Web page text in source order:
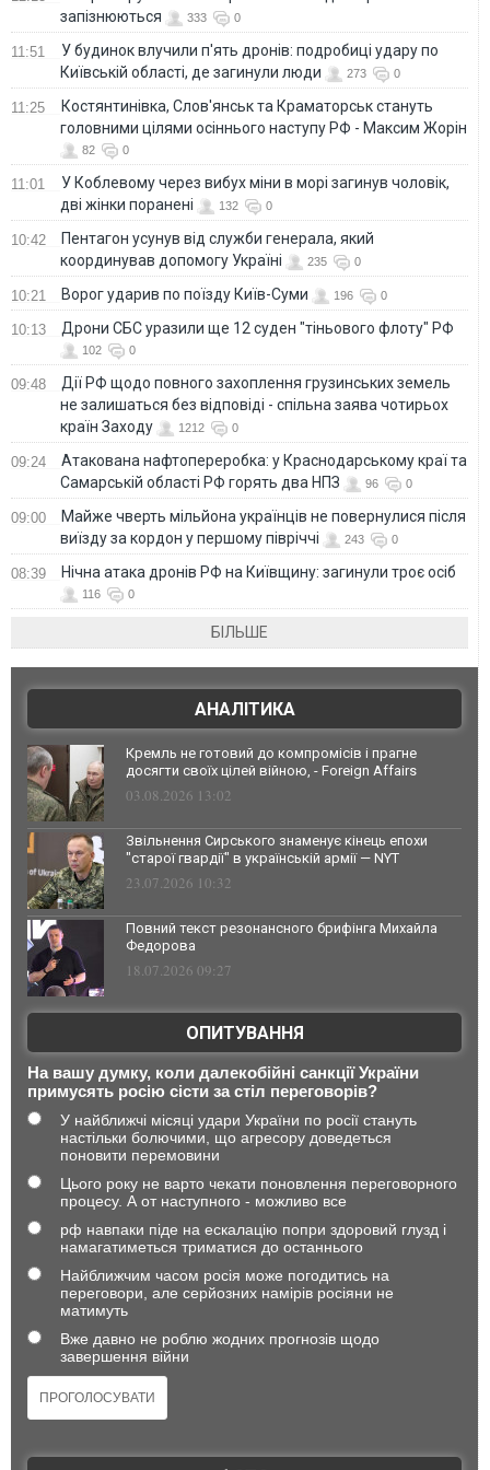
запізнюються
333 0
11:51
У будинок влучили п'ять дронів: подробиці удару по
Київській області, де загинули люди
273 0
11:25
Костянтинівка, Слов'янськ та Краматорськ стануть
головними цілями осіннього наступу РФ - Максим Жорін
82 0
11:01
У Коблевому через вибух міни в морі загинув чоловік,
дві жінки поранені
132 0
10:42
Пентагон усунув від служби генерала, який
координував допомогу Україні
235 0
10:21 Ворог ударив по поїзду Київ-Суми 196 0
10:13 Дрони СБС уразили ще 12 суден "тіньового флоту" РФ
102 0
09:48
Дії РФ щодо повного захоплення грузинських земель
не залишаться без відповіді - спільна заява чотирьох
країн Заходу
1212 0
09:24
Атакована нафтопереробка: у Краснодарському краї та
Самарській області РФ горять два НПЗ
96 0
09:00
Майже чверть мільйона українців не повернулися після
виїзду за кордон у першому півріччі
243 0
08:39 Нічна атака дронів РФ на Київщину: загинули троє осіб
116 0
БІЛЬШЕ
АНАЛІТИКА
Кремль не готовий до компромісів і прагне
досягти своїх цілей війною, - Foreign Affairs
03.08.2026 13:02
Звільнення Сирського знаменує кінець епохи
"старої гвардії" в українській армії — NYT
23.07.2026 10:32
Повний текст резонансного брифінга Михайла
Федорова
18.07.2026 09:27
ОПИТУВАННЯ
На вашу думку, коли далекобійні санкції України
примусять росію сісти за стіл переговорів?
У найближчі місяці удари України по росії стануть
настільки болючими, що агресору доведеться
поновити перемовини
Цього року не варто чекати поновлення переговорного
процесу. А от наступного - можливо все
рф навпаки піде на ескалацію попри здоровий глузд і
намагатиметься триматися до останнього
Найближчим часом росія може погодитись на
переговори, але серйозних намірів росіяни не
матимуть
Вже давно не роблю жодних прогнозів щодо
завершення війни